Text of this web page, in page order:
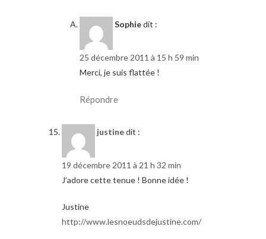
Sophiedit :
25 décembre 2011 à 15 h 59 min
Merci, je suis flattée !
Répondre
justinedit :
19 décembre 2011 à 21 h 32 min
J’adore cette tenue ! Bonne idée !
Justine
http://www.lesnoeudsdejustine.com/